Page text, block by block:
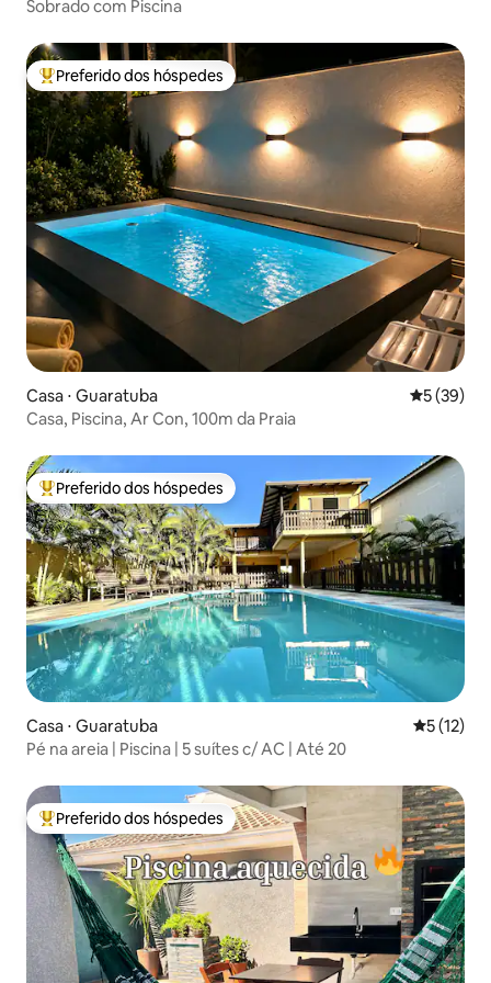
Sobrado com Piscina
Entre os melhores preferidos dos hóspedes
Preferido dos hóspedes
Casa ⋅ Guaratuba 5 de uma
5 (39)
Casa, Piscina, Ar Con, 100m da Praia
Entre os melhores preferidos dos hóspedes
Preferido dos hóspedes
Casa ⋅ Guaratuba 5 de uma
5 (12)
Pé na areia | Piscina | 5 suítes c/ AC | Até 20
Entre os melhores preferidos dos hóspedes
Preferido dos hóspedes